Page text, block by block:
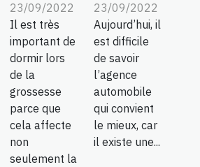
23/09/2022
Il est très
important de
dormir lors
de la
grossesse
parce que
cela affecte
non
seulement la
23/09/2022
Aujourd’hui, il
est difficile
de savoir
l’agence
automobile
qui convient
le mieux, car
il existe une...